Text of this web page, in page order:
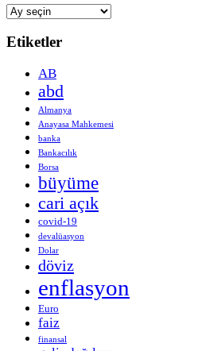
Arşivler
Etiketler
AB
abd
Almanya
Anayasa Mahkemesi
banka
Bankacılık
Borsa
büyüme
cari açık
covid-19
devalüasyon
Dolar
döviz
enflasyon
Euro
faiz
finansal